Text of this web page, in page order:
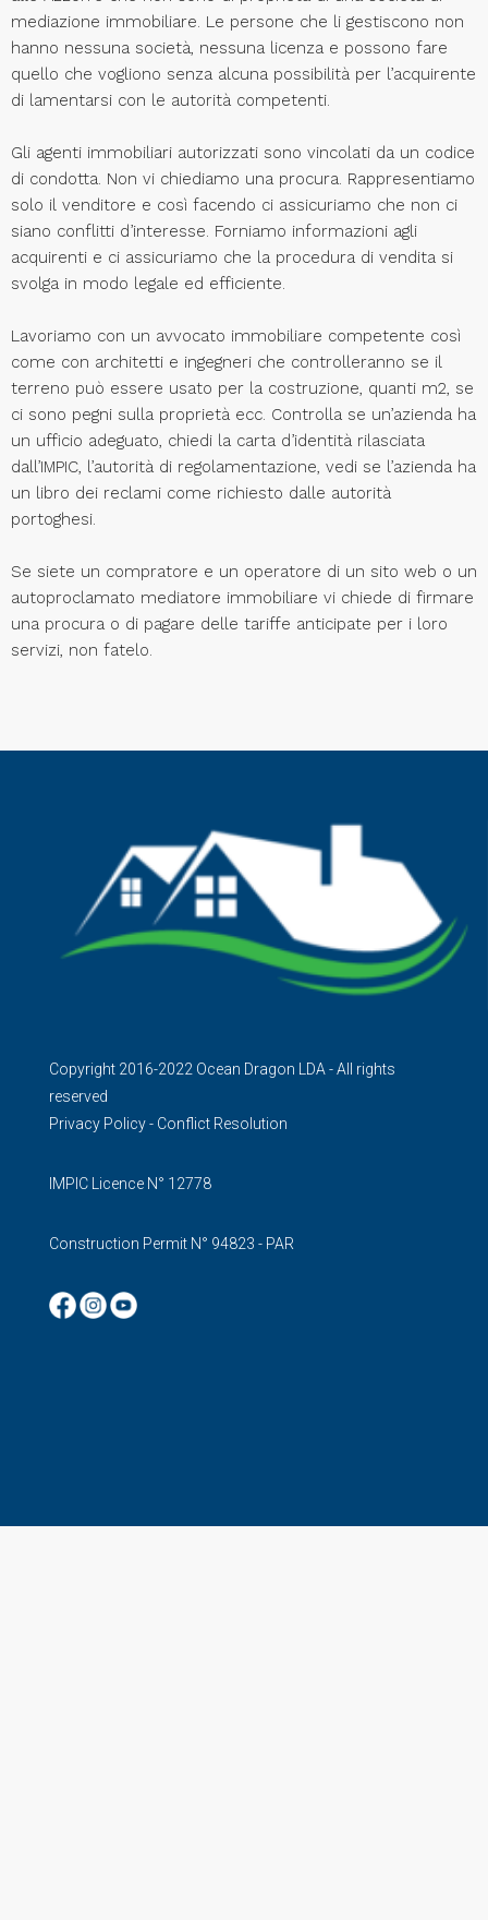
mediazione immobiliare. Le persone che li gestiscono non
hanno nessuna società, nessuna licenza e possono fare
quello che vogliono senza alcuna possibilità per l’acquirente
di lamentarsi con le autorità competenti.
Gli agenti immobiliari autorizzati sono vincolati da un codice
di condotta. Non vi chiediamo una procura. Rappresentiamo
solo il venditore e così facendo ci assicuriamo che non ci
siano conflitti d’interesse. Forniamo informazioni agli
acquirenti e ci assicuriamo che la procedura di vendita si
svolga in modo legale ed efficiente.
Lavoriamo con un avvocato immobiliare competente così
come con architetti e ingegneri che controlleranno se il
terreno può essere usato per la costruzione, quanti m2, se
ci sono pegni sulla proprietà ecc. Controlla se un’azienda ha
un ufficio adeguato, chiedi la carta d’identità rilasciata
dall’IMPIC, l’autorità di regolamentazione, vedi se l’azienda ha
un libro dei reclami come richiesto dalle autorità
portoghesi.
Se siete un compratore e un operatore di un sito web o un
autoproclamato mediatore immobiliare vi chiede di firmare
una procura o di pagare delle tariffe anticipate per i loro
servizi, non fatelo.
Copyright 2016-2022 Ocean Dragon LDA - All rights
reserved
Privacy Policy- Conflict Resolution
IMPIC Licence N° 12778
Construction Permit N° 94823 - PAR